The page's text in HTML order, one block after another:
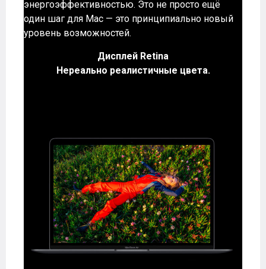
энергоэффективностью. Это не просто ещё
один шаг для Mac — это принципиально новый
уровень возможностей.
Дисплей Retina
Нереально реалистичные цвета.